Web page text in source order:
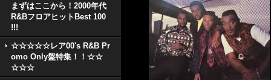
まずはここから！2000年代
R&BフロアヒットBest 100
!!!
☆☆☆☆☆レア00's R&B Pr
omo Only盤特集！！☆☆
☆☆☆